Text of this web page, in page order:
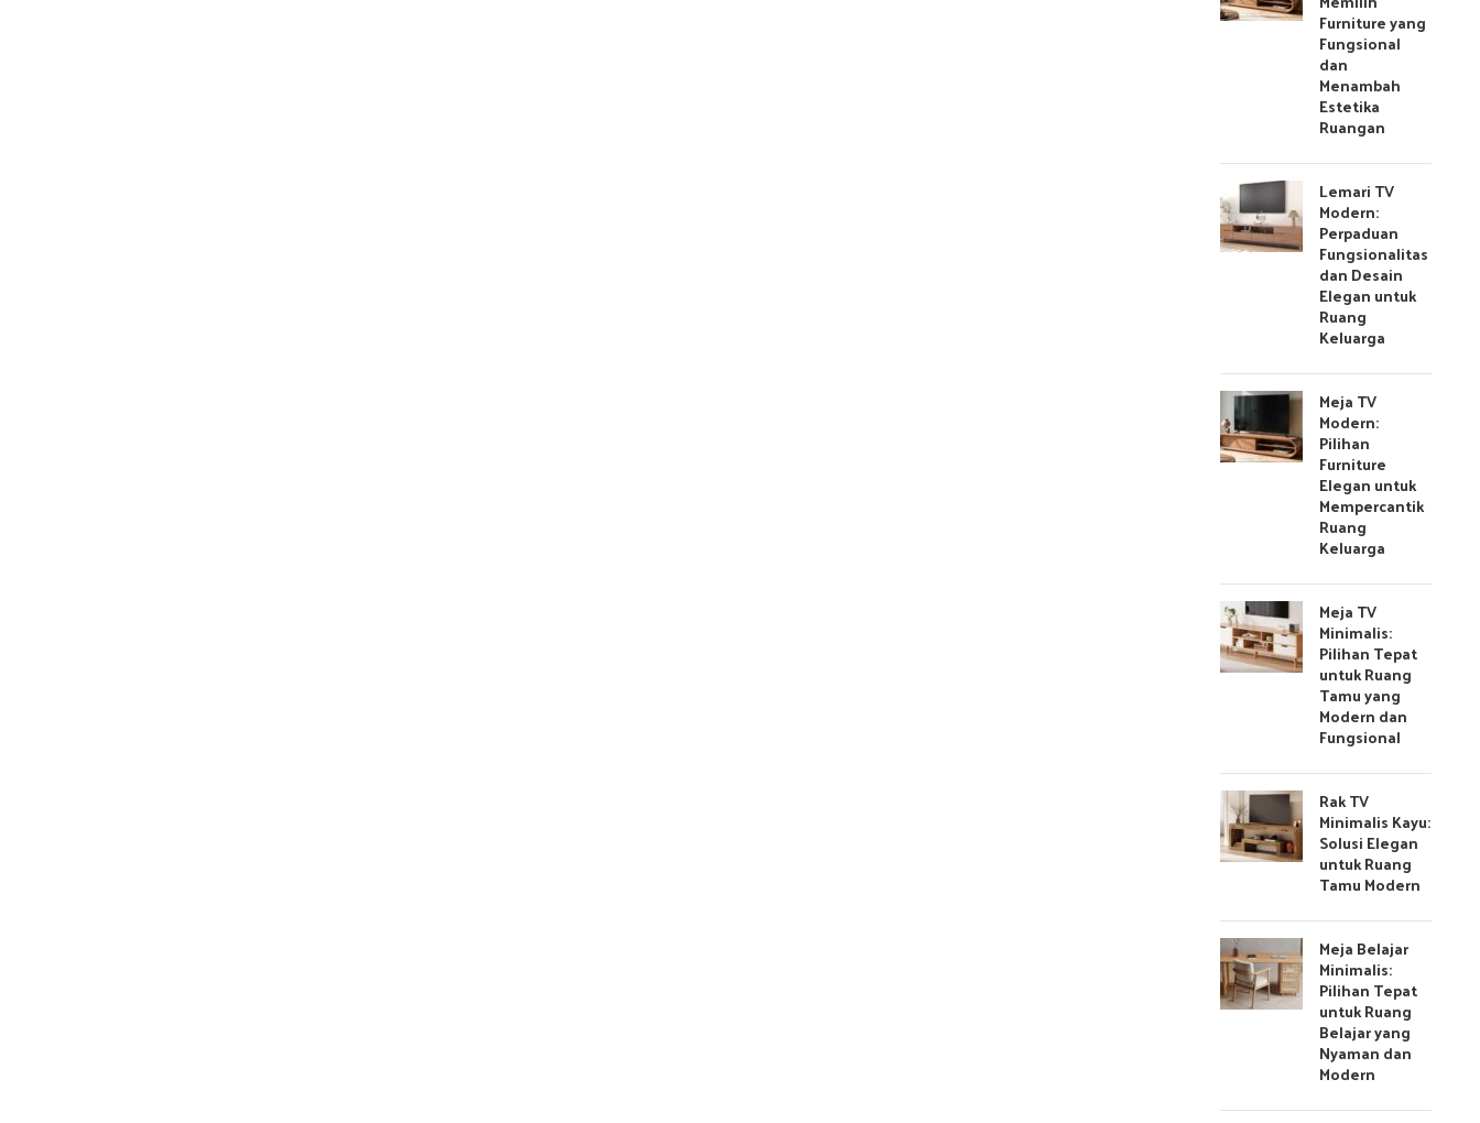
Furniture yang
Fungsional
dan
Menambah
Estetika
Ruangan
Lemari TV
Modern:
Perpaduan
Fungsionalitas
dan Desain
Elegan untuk
Ruang
Keluarga
Meja TV
Modern:
Pilihan
Furniture
Elegan untuk
Mempercantik
Ruang
Keluarga
Meja TV
Minimalis:
Pilihan Tepat
untuk Ruang
Tamu yang
Modern dan
Fungsional
Rak TV
Minimalis Kayu:
Solusi Elegan
untuk Ruang
Tamu Modern
Meja Belajar
Minimalis:
Pilihan Tepat
untuk Ruang
Belajar yang
Nyaman dan
Modern